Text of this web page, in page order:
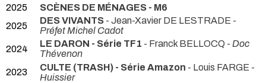
2025
SCÈNES DE MÉNAGES - M6
2025
DES VIVANTS - Jean-Xavier DE LESTRADE -
Préfet Michel Cadot
2024
LE DARON - Série TF1 - Franck BELLOCQ - Doc
Thévenon
2023
CULTE (TRASH) - Série Amazon - Louis FARGE -
Huissier